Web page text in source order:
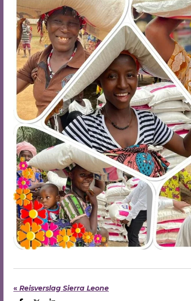
« Reisverslag Sierra Leone